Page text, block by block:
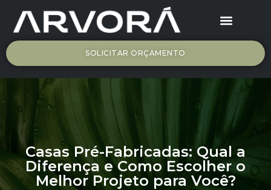
SOLICITAR ORÇAMENTO
Casas Pré-Fabricadas: Qual a
Diferença e Como Escolher o
Melhor Projeto para Você?